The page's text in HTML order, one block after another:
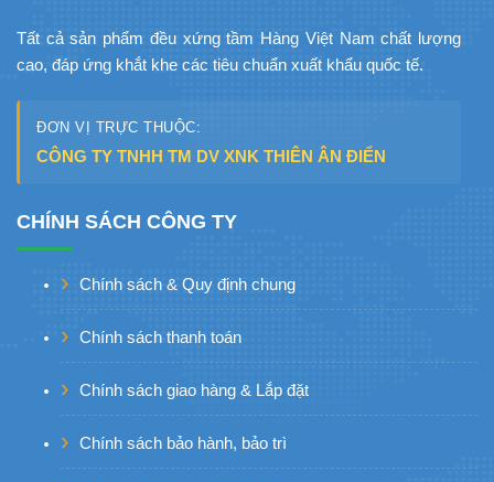
Tất cả sản phẩm đều xứng tầm Hàng Việt Nam chất lượng
cao, đáp ứng khắt khe các tiêu chuẩn xuất khẩu quốc tế.
ĐƠN VỊ TRỰC THUỘC:
CÔNG TY TNHH TM DV XNK THIÊN ÂN ĐIỂN
CHÍNH SÁCH CÔNG TY
Chính sách & Quy định chung
Chính sách thanh toán
Chính sách giao hàng & Lắp đặt
Chính sách bảo hành, bảo trì